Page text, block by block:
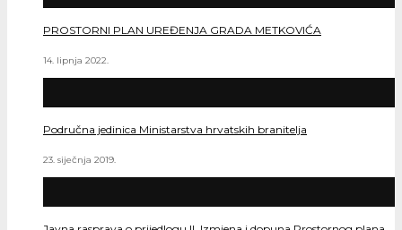
PROSTORNI PLAN UREĐENJA GRADA METKOVIĆA
14. lipnja 2022.
Područna jedinica Ministarstva hrvatskih branitelja
23. siječnja 2019.